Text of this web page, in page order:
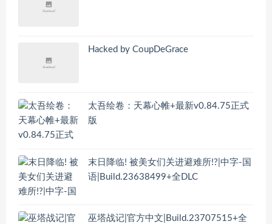
Hacked by CoupDeGrace
太吾绘卷：天幕心帷+最新v0.84.75正式
版
末日降临! 被美女们关进避难所!?|中字-国
语|Build.23638499+全DLC
巫塔战记|官方中文|Build.23707515+全